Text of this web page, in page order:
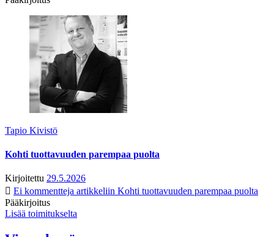
Tapio Kivistö
Kohti tuottavuuden parempaa puolta
Kirjoitettu 29.5.2026
Ei kommentteja artikkeliin Kohti tuottavuuden parempaa puolta
Pääkirjoitus
Lisää toimitukselta